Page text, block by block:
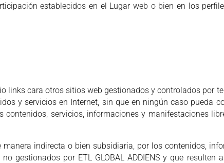
establecidos en el Lugar web o bien en los
links cara otros sitios web gestionados y controlados por
y servicios en Internet, sin que en ningún caso pueda
contenidos, servicios, informaciones y manifestaciones
manera indirecta o bien subsidiaria, por los contenidos,
gestionados por ETL GLOBAL ADDIENS y que resulten